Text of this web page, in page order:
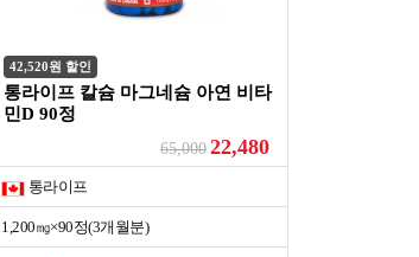
42,520원 할인
통라이프 칼슘 마그네슘 아연 비타
민D 90정
65,000 22,480
통라이프
1,200㎎×90정(3개월분)